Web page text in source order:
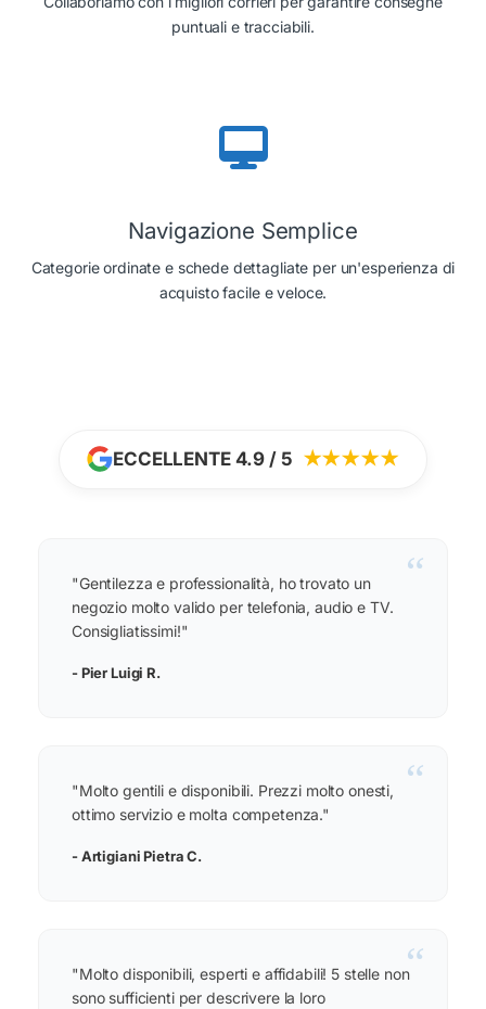
puntuali e tracciabili.
Navigazione Semplice
Categorie ordinate e schede dettagliate per un'esperienza di
acquisto facile e veloce.
ECCELLENTE 4.9 / 5 ★★★★★
“
"Gentilezza e professionalità, ho trovato un
negozio molto valido per telefonia, audio e TV.
Consigliatissimi!"
- Pier Luigi R.
“
"Molto gentili e disponibili. Prezzi molto onesti,
ottimo servizio e molta competenza."
- Artigiani Pietra C.
“
"Molto disponibili, esperti e affidabili! 5 stelle non
sono sufficienti per descrivere la loro